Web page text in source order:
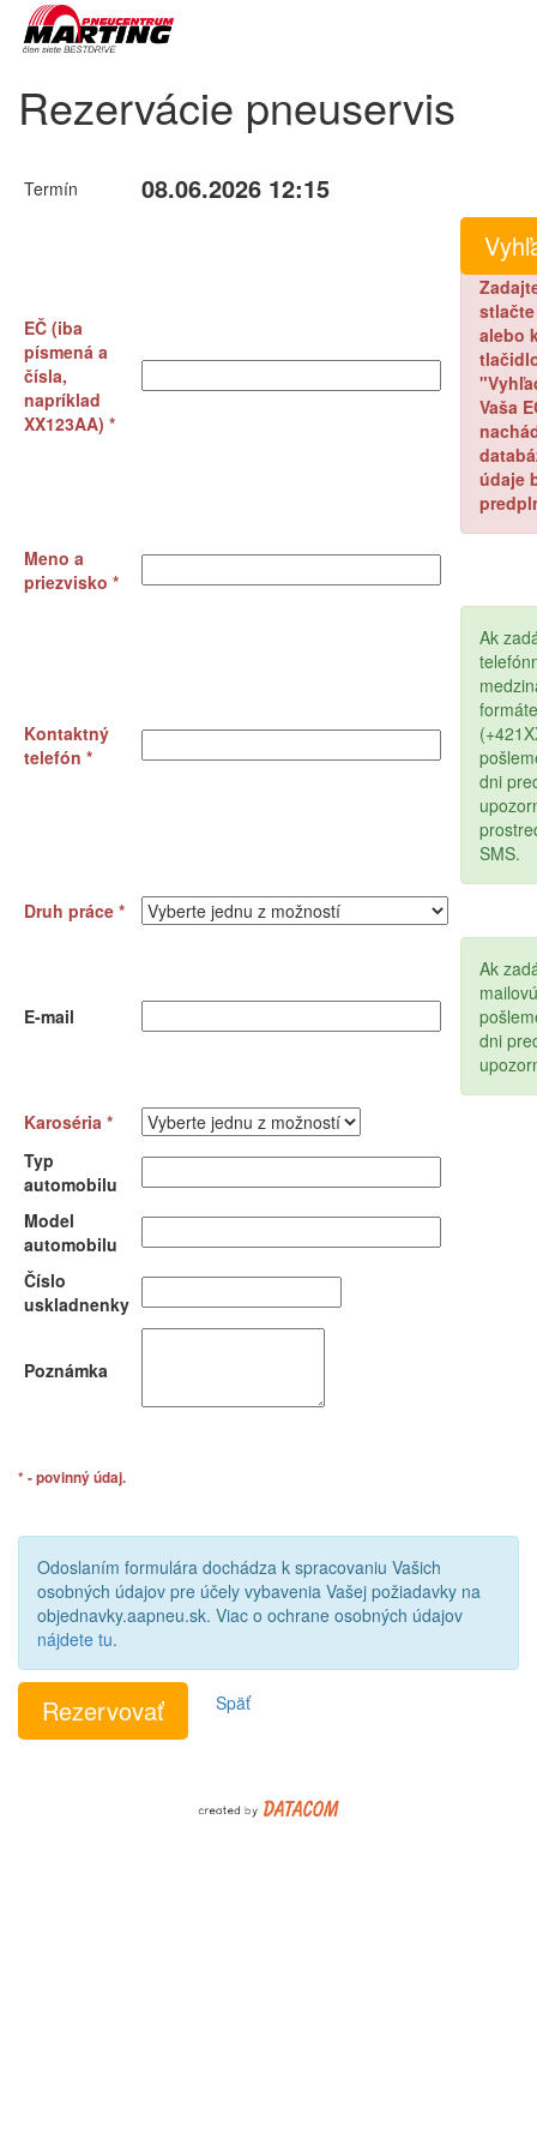
Rezervácie pneuservis
Termín 08.06.2026 12:15
EČ (iba
písmená a
čísla,
napríklad
XX123AA) *
stlačte
alebo
Vaša
údaje
Meno a
priezvisko *
Kontaktný
telefón *
Ak
formáte
dni
SMS.
Druh práce *
E-mail
Ak
dni
Karoséria *
Typ
automobilu
Model
automobilu
Číslo
uskladnenky
Poznámka
* - povinný údaj.
Odoslaním formulára dochádza k spracovaniu Vašich
osobných údajov pre účely vybavenia Vašej požiadavky na
objednavky.aapneu.sk. Viac o ochrane osobných údajov
nájdete tu.
Späť